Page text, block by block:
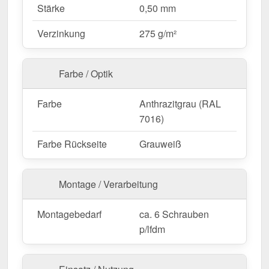
Ideal für folgende Anwendungen:
Dachkehlen bei Trapez- & Wellblechen–
Dachfläche.
Wasserschäden an Dachverbindungen.
Gartenhäuser & Schuppen– Zusätzlicher
Schutz für kleine Dachflächen.
Wasserableitung für große Dachflächen.
Landwirtschaftliche Gebäude
Witterungsbeständig für Stallungen &
Maschinenhallen.
Maßanfertigung & effiziente Montage
Stärke
0,50 mm
Verzinkung
275 g/m²
Farbe / Optik
Farbe
Anthrazitgrau (RAL
7016)
Farbe Rückseite
Grauweiß
Montage / Verarbeitung
Montagebedarf
ca. 6 Schrauben
p/lfdm